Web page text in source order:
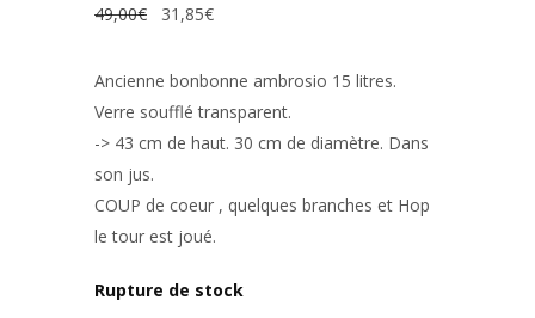
49,00€ Le
prix
49,00€.
31,85€Le
31,85€.
Ancienne bonbonne ambrosio 15 litres.
Verre soufflé transparent.
-> 43 cm de haut. 30 cm de diamètre. Dans
son jus.
COUP de coeur , quelques branches et Hop
le tour est joué.
Rupture de stock